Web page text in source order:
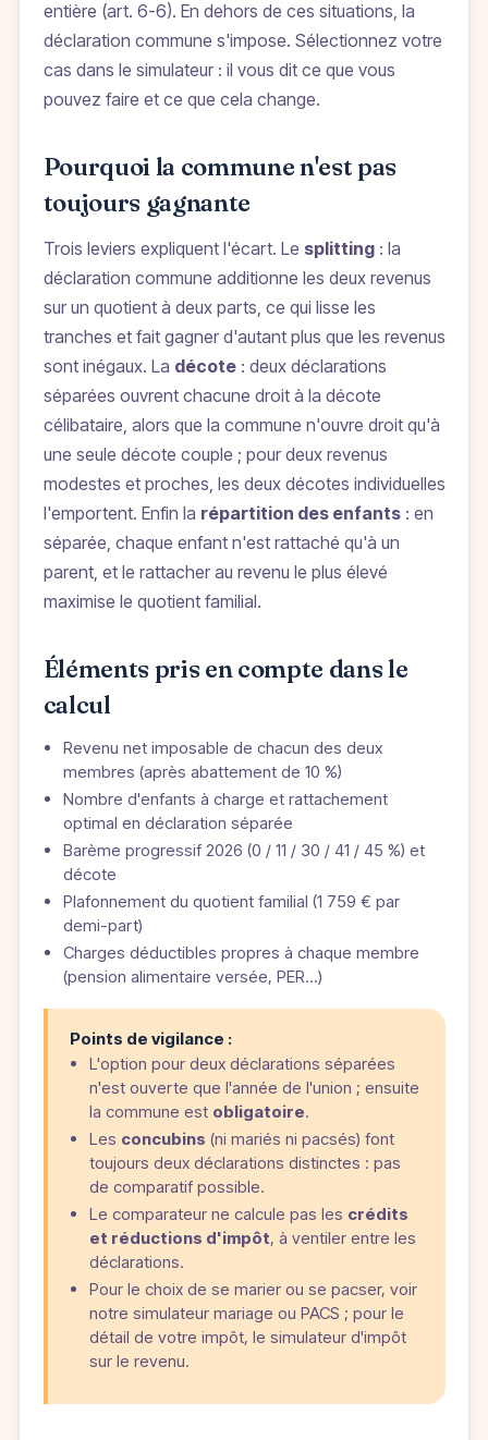
entière (art. 6-6). En dehors de ces situations, la
déclaration commune s'impose. Sélectionnez votre
cas dans le simulateur : il vous dit ce que vous
pouvez faire et ce que cela change.
Pourquoi la commune n'est pas
toujours gagnante
Trois leviers expliquent l'écart. Le splitting: la
déclaration commune additionne les deux revenus
sur un quotient à deux parts, ce qui lisse les
tranches et fait gagner d'autant plus que les revenus
sont inégaux. La décote: deux déclarations
séparées ouvrent chacune droit à la décote
célibataire, alors que la commune n'ouvre droit qu'à
une seule décote couple ; pour deux revenus
modestes et proches, les deux décotes individuelles
l'emportent. Enfin la répartition des enfants: en
séparée, chaque enfant n'est rattaché qu'à un
parent, et le rattacher au revenu le plus élevé
maximise le quotient familial.
Éléments pris en compte dans le
calcul
Revenu net imposable de chacun des deux
membres (après abattement de 10 %)
Nombre d'enfants à charge et rattachement
optimal en déclaration séparée
Barème progressif 2026 (0 / 11 / 30 / 41 / 45 %) et
décote
Plafonnement du quotient familial (1 759 € par
demi-part)
Charges déductibles propres à chaque membre
(pension alimentaire versée, PER...)
Points de vigilance :
L'option pour deux déclarations séparées
n'est ouverte que l'année de l'union ; ensuite
la commune est obligatoire.
Les concubins (ni mariés ni pacsés) font
toujours deux déclarations distinctes : pas
de comparatif possible.
Le comparateur ne calcule pas les crédits
et réductions d'impôt, à ventiler entre les
déclarations.
Pour le choix de se marier ou se pacser, voir
notre simulateur mariage ou PACS ; pour le
détail de votre impôt, le simulateur d'impôt
sur le revenu.